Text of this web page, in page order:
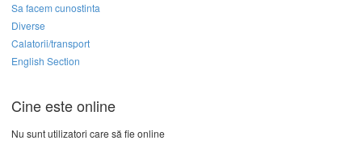
Sa facem cunostinta
Diverse
Calatorii/transport
English Section
Cine este online
Nu sunt utilizatori care să fie online